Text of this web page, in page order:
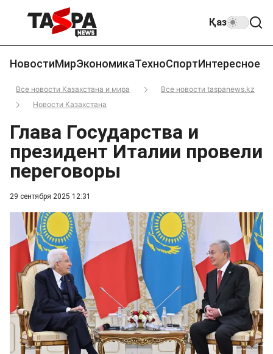
Қаз
НовостиМирЭкономикаТехноСпортИнтересное
Все новости Казахстана и мира
Все новости taspanews.kz
Новости Казахстана
29 сентября 2025 12:31
Глава Государства и
президент Италии провели
переговоры